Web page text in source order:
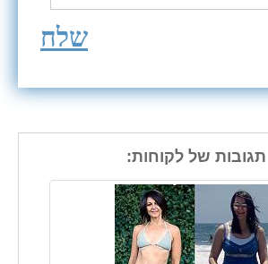
שלח
תגובות של לקוחות: